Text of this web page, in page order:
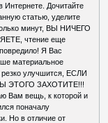
Интернете. Дочитайте
статью, уделите
минут, ВЫ НИЧЕГО
чтение еще
Я Вас
материальное
резко улучшится, ЕСЛИ
ЭТОГО ЗАХОТИТЕ!!!
Вам вещь, к которой и
поначалу
Но в отличие от